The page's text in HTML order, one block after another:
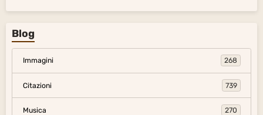
Blog
Immagini 268
Citazioni 739
Musica 270